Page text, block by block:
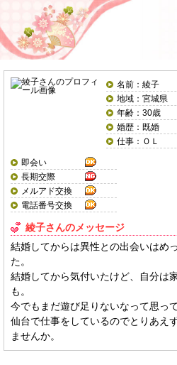
名前：綾子
地域：宮城県
年齢：30歳
婚歴：既婚
仕事：ＯＬ
即会い
長期交際
メルアド交換
電話番号交換
綾子さんのメッセージ
結婚してからは異性との出会いはめ
た。
結婚してから気付いたけど、自分は
も。
今でもまだ遊び足りないなって思っ
仙台で仕事をしているのでとりあえ
ませんか。